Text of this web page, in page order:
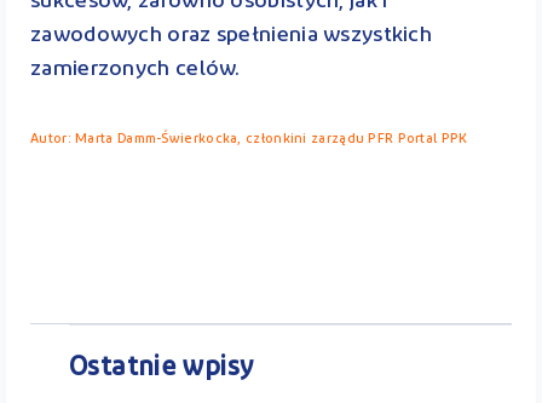
zawodowych oraz spełnienia wszystkich
zamierzonych celów.
Autor: Marta Damm-Świerkocka, członkini zarządu PFR Portal PPK
Ostatnie wpisy